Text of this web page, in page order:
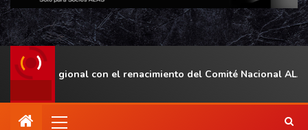
regional con el renacimiento del Comité Nacional ALAS